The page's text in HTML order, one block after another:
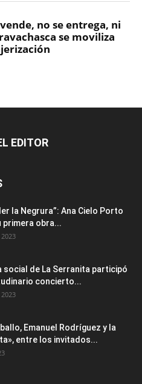
EDITOR
la Negrura”: Ana Cielo Porto
primera obra...
social de La Serranita participó
concierto...
Emanuel Rodríguez y la
entre los invitados...